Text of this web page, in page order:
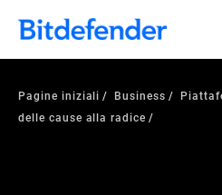
Pagine iniziali Business
delle cause alla radice